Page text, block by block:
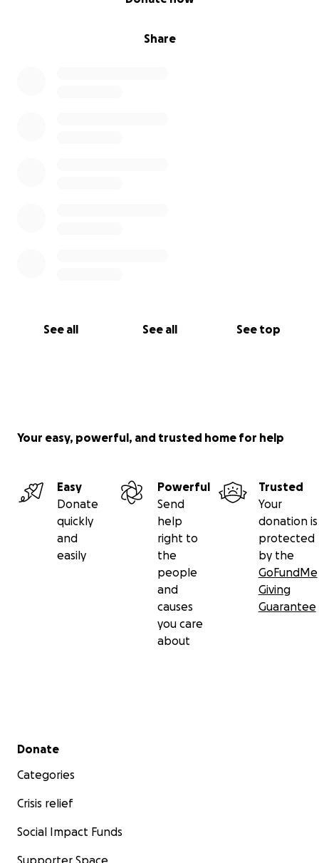
Share
See all See all See top
Your easy, powerful, and trusted home for help
Easy
Donate
quickly
and
easily
Powerful
Send
help
right to
the
people
and
causes
you care
about
Trusted
Your
donation is
protected
by the
GoFundMe
Giving
Guarantee
Secondary menu
Donate
Categories
Crisis relief
Social Impact Funds
Supporter Space